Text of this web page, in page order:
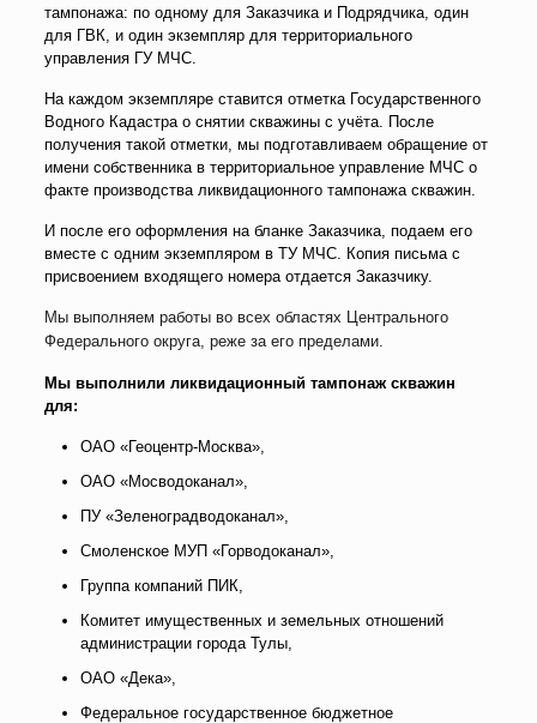
тампонажа: по одному для Заказчика и Подрядчика, один
для ГВК, и один экземпляр для территориального
управления ГУ МЧС.
На каждом экземпляре ставится отметка Государственного
Водного Кадастра о снятии скважины с учёта. После
получения такой отметки, мы подготавливаем обращение от
имени собственника в территориальное управление МЧС о
факте производства ликвидационного тампонажа скважин.
И после его оформления на бланке Заказчика, подаем его
вместе с одним экземпляром в ТУ МЧС. Копия письма с
присвоением входящего номера отдается Заказчику.
Мы выполняем работы во всех областях Центрального
Федерального округа, реже за его пределами.
Мы выполнили ликвидационный тампонаж скважин
для:
ОАО «Геоцентр-Москва»,
ОАО «Мосводоканал»,
ПУ «Зеленоградводоканал»,
Смоленское МУП «Горводоканал»,
Группа компаний ПИК,
Комитет имущественных и земельных отношений
администрации города Тулы,
ОАО «Дека»,
Федеральное государственное бюджетное